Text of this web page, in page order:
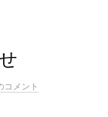
コメント